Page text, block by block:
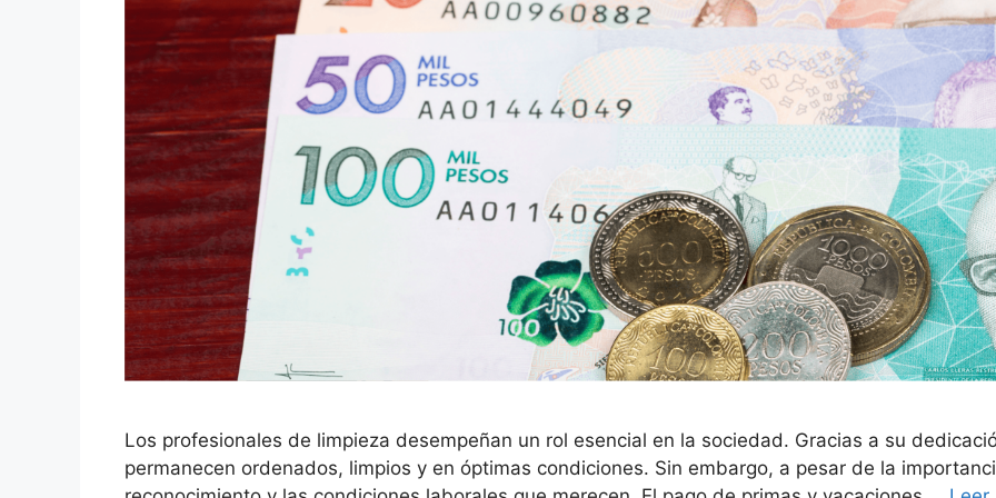
Los profesionales de limpieza desempeñan un rol esencial en la sociedad. Gracias a su
permanecen ordenados, limpios y en óptimas condiciones. Sin embargo, a pesar de la